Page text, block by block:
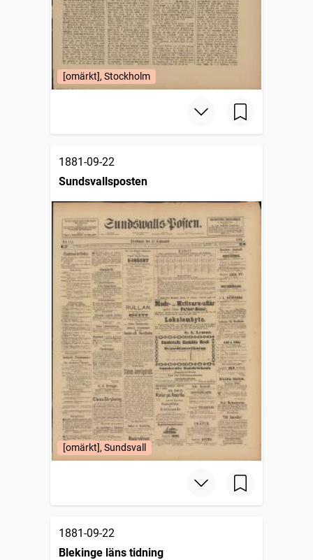
[omärkt], Stockholm
1881-09-22
Sundsvallsposten
[omärkt], Sundsvall
1881-09-22
Blekinge läns tidning